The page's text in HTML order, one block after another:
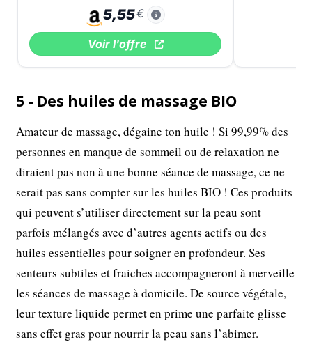
5,55€
Voir l'offre
5 - Des huiles de massage BIO
Amateur de massage, dégaine ton huile ! Si 99,99% des
personnes en manque de sommeil ou de relaxation ne
diraient pas non à une bonne séance de massage, ce ne
serait pas sans compter sur les huiles BIO ! Ces produits
qui peuvent s’utiliser directement sur la peau sont
parfois mélangés avec d’autres agents actifs ou des
huiles essentielles pour soigner en profondeur. Ses
senteurs subtiles et fraiches accompagneront à merveille
les séances de massage à domicile. De source végétale,
leur texture liquide permet en prime une parfaite glisse
sans effet gras pour nourrir la peau sans l’abimer.